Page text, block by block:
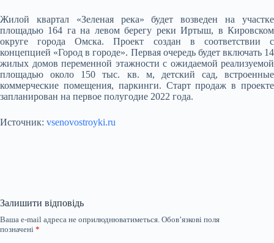
Жилой квартал «Зеленая река» будет возведен на участке
площадью 164 га на левом берегу реки Иртыш, в Кировском
округе города Омска. Проект создан в соответствии с
концепцией «Город в городе». Первая очередь будет включать 14
жилых домов переменной этажности с ожидаемой реализуемой
площадью около 150 тыс. кв. м, детский сад, встроенные
коммерческие помещения, паркинги. Старт продаж в проекте
запланирован на первое полугодие 2022 года.
Источник: vsenovostroyki.ru
Залишити відповідь
Ваша e-mail адреса не оприлюднюватиметься. Обов’язкові поля
позначені *